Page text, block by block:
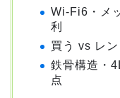
Wi-Fi6・メ
利
買う vs レ
鉄骨構造・
点